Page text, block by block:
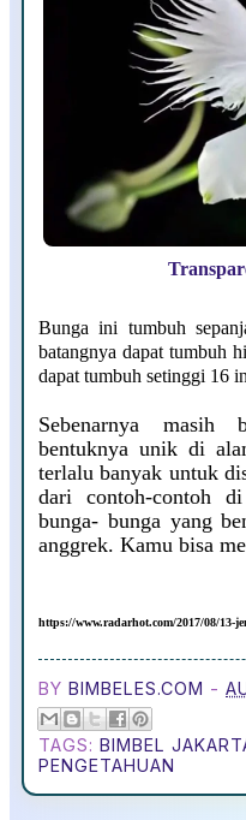
Bunga ini tumbuh
batangnya dapat tumbuh
dapat tumbuh setinggi 16
Sebenarnya masih
bentuknya unik di
terlalu banyak untuk
dari contoh-contoh
bunga- bunga yang
anggrek. Kamu bisa
https://www.radarhot.com/2017/08/13-
BY BIMBELES.COM -
TAGS: BIMBEL
PENGETAHUAN